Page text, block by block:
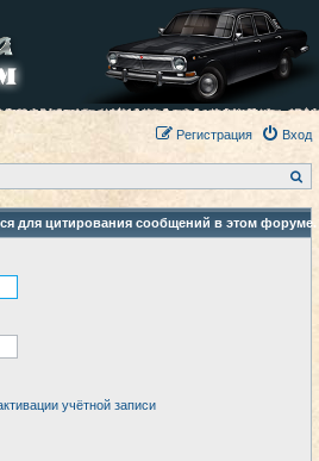
Вход
Регистрация
о
с
к
для цитирования сообщений в этом форуме.
учётной записи